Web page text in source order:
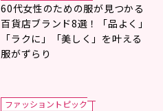
60代女性のための服が見つかる
百貨店ブランド8選！「品よく」
「ラクに」「美しく」を叶える
服がずらり
ファッショントピック